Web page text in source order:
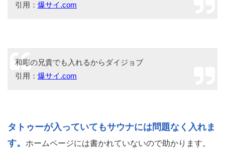
引用： 爆サイ.com
和彫の兄貴でも入れるからダイジョブ
引用： 爆サイ.com
タトゥーが入っていてもサウナには問題なく入れま
す。
ホームページには書かれていないので助かります。